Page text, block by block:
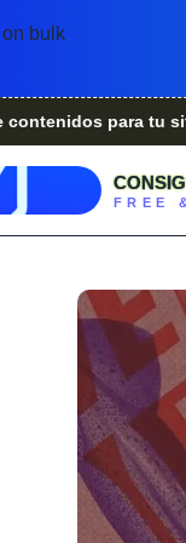
para tu sitio
FREE